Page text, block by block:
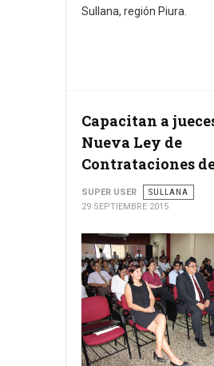
Sullana, región Piura.
Capacitan a
Nueva Ley de
Contrataciones
SUPER USER
SULLANA
29 SEPTIEMBRE 2015